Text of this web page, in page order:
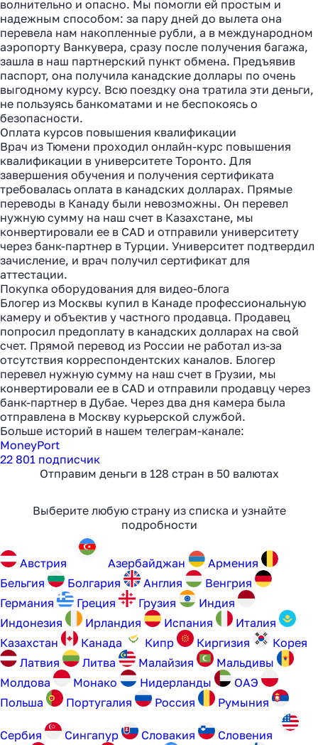
волнительно и опасно. Мы помогли ей простым и
надежным способом: за пару дней до вылета она
перевела нам накопленные рубли, а в международном
аэропорту Ванкувера, сразу после получения багажа,
зашла в наш партнерский пункт обмена. Предъявив
паспорт, она получила канадские доллары по очень
выгодному курсу. Всю поездку она тратила эти деньги,
не пользуясь банкоматами и не беспокоясь о
безопасности.
Оплата курсов повышения квалификации
Врач из Тюмени проходил онлайн-курс повышения
квалификации в университете Торонто. Для
завершения обучения и получения сертификата
требовалась оплата в канадских долларах. Прямые
переводы в Канаду были невозможны. Он перевел
нужную сумму на наш счет в Казахстане, мы
конвертировали ее в CAD и отправили университету
через банк-партнер в Турции. Университет подтвердил
зачисление, и врач получил сертификат для
аттестации.
Покупка оборудования для видео-блога
Блогер из Москвы купил в Канаде профессиональную
камеру и объектив у частного продавца. Продавец
попросил предоплату в канадских долларах на свой
счет. Прямой перевод из России не работал из-за
отсутствия корреспондентских каналов. Блогер
перевел нужную сумму на наш счет в Грузии, мы
конвертировали ее в CAD и отправили продавцу через
банк-партнер в Дубае. Через два дня камера была
отправлена в Москву курьерской службой.
Больше историй в нашем телеграм-канале:
MoneyPort
22 801 подписчик
Отправим деньги в 128 стран в 50 валютах
Выберите любую страну из списка и узнайте
подробности
Австрия Aзербайджан
Армения
Бельгия
Болгария Англия
Венгрия
Германия
Греция Грузия
Индия
Индонезия
Ирландия Испания
Италия
Казахстан
Канада Кипр Киргизия
Корея
Латвия
Литва Малайзия
Мальдивы
Молдова
Монако Нидерланды
ОАЭ
Польша
Португалия Россия Румыния
Сербия Сингапур Словакия Словения
Как перевести деньги
Рассказали, почему банки
уступили место платёжным
агентам в 2025 году
Узнать